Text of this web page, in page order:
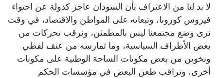
لا بد لنا من الاعتراف بأن السودان عاجز كدولة عن احتواء
فيروس كورونا، وتبعاته على المواطن والاقتصاد، في وقت
نرى وضع مجتمعنا ليس بالمطمئن، ونرقب تحركات من
بعض الأطراف السياسية، وما تمارسه من عنف لفظي
وتخوين من بعض مكونات الساحة الوطنية على مكونات
أخرى، ونراقب طعن البعض في مؤسسات الحكم